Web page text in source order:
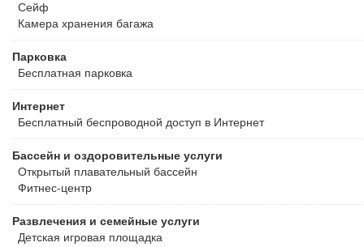
Сейф
Камера хранения багажа
Парковка
Бесплатная парковка
Интернет
Бесплатный беспроводной доступ в Интернет
Бассейн и оздоровительные услуги
Открытый плавательный бассейн
Фитнес-центр
Развлечения и семейные услуги
Детская игровая площадка